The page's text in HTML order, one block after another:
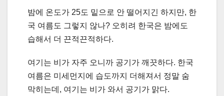
밤에 온도가 25도 밑으로 안 떨어지긴 하지만, 한
국 여름도 그렇지 않나? 오히려 한국은 밤에도
습해서 더 끈적끈적하다.
여기는 비가 자주 오니까 공기가 깨끗하다. 한국
여름은 미세먼지에 습도까지 더해져서 정말 숨
막히는데, 여기는 비가 와서 공기가 맑다.